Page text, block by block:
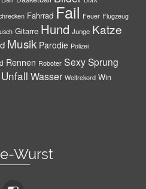
Fahrrad Fail Feuer Flugzeug
Gitarre Hund Junge Katze
Musik Parodie Polizei
Rennen Roboter SexySprung
Unfall Wasser Weltrekord Win
Wurst